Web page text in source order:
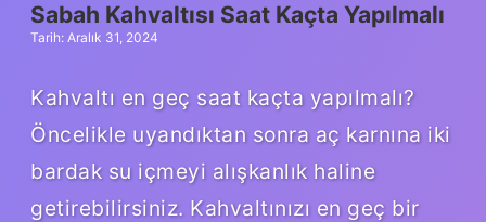
Sabah Kahvaltısı Saat Kaçta Yapılmalı
Tarih: Aralık 31, 2024
Kahvaltı en geç saat kaçta yapılmalı?
Öncelikle uyandıktan sonra aç karnına iki
bardak su içmeyi alışkanlık haline
getirebilirsiniz. Kahvaltınızı en geç bir